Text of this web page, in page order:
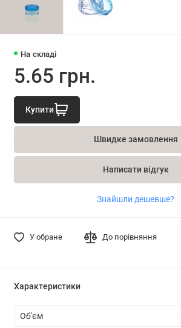
На складі
5.65 грн.
Купити
Швидке замовлення
Написати відгук
Знайшли дешевше?
У обране До порівняння
Характеристики
Об'єм